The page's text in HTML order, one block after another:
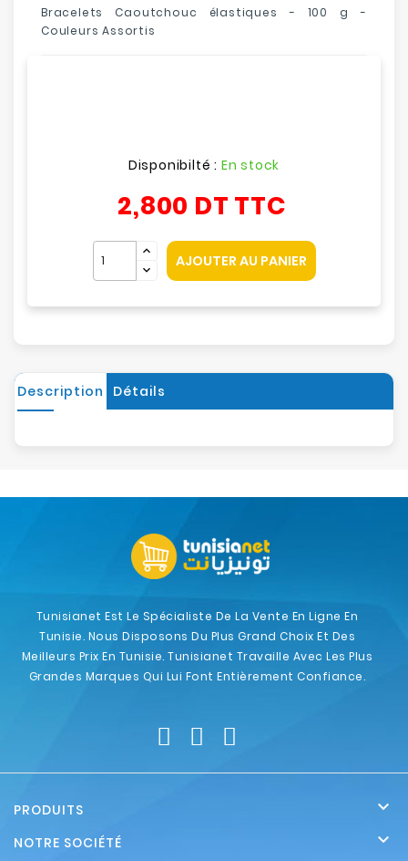
Bracelets Caoutchouc élastiques - 100 g -
Couleurs Assortis
Disponibilté : En stock
2,800 DT TTC
AJOUTER AU PANIER
Description Détails
Tunisianet Est Le Spécialiste De La Vente En Ligne En
Tunisie. Nous Disposons Du Plus Grand Choix Et Des
Meilleurs Prix En Tunisie. Tunisianet Travaille Avec Les Plus
Grandes Marques Qui Lui Font Entièrement Confiance.
PRODUITS 
NOTRE SOCIÉTÉ 